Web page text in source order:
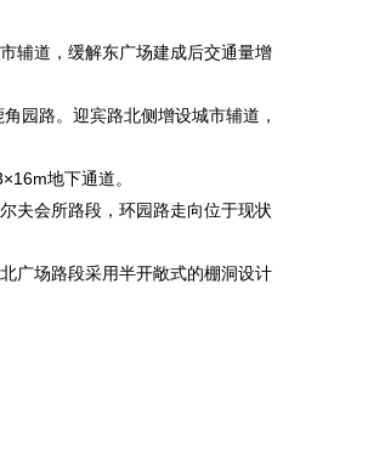
辅道，缓解东广场建成后交通量增
园路。迎宾路北侧增设城市辅道，
地下通道。
夫会所路段，环园路走向位于现状
广场路段采用半开敞式的棚洞设计